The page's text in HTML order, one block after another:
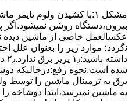
مشکل ۱:ﺑﺎ ﮐﺸﯿﺪن وﻟﻮم
ﺑﯿﺮون،دستگاه روﺷﻦ
عکسالعمل ﺧﺎﺻﯽ از ﻣﺎﺷﯿﻦ
ﻧگردد؛ موارد زیر را بعنوان ﻋﻠﻞ
ﺷﺪه است.نحوه رفع:درحالیکه
ﺑﺮق ﺑﻪ ﺗﺮﻣﯿﻨﺎل ﻣﺎﺷﯿﻦ را ﺗﻮﺳﻂ
ﺑﻪ ﻣﺎﺷﯿﻦ نمیرسد،اﺑﺘﺪا دوشاخه